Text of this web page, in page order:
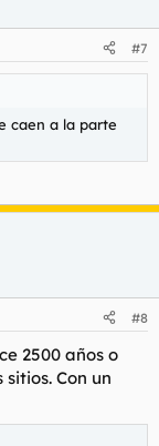
#7
caen a la parte
#8
2500 años o
Con un